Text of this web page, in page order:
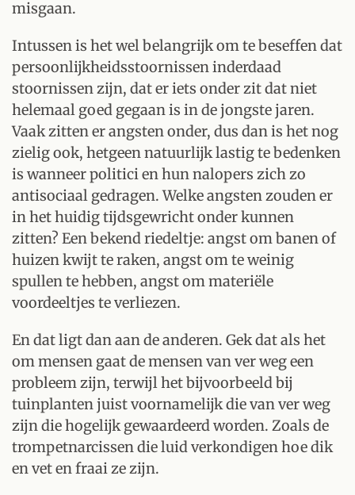
misgaan.
Intussen is het wel belangrijk om te beseffen dat
persoonlijkheidsstoornissen inderdaad
stoornissen zijn, dat er iets onder zit dat niet
helemaal goed gegaan is in de jongste jaren.
Vaak zitten er angsten onder, dus dan is het nog
zielig ook, hetgeen natuurlijk lastig te bedenken
is wanneer politici en hun nalopers zich zo
antisociaal gedragen. Welke angsten zouden er
in het huidig tijdsgewricht onder kunnen
zitten? Een bekend riedeltje: angst om banen of
huizen kwijt te raken, angst om te weinig
spullen te hebben, angst om materiële
voordeeltjes te verliezen.
En dat ligt dan aan de anderen. Gek dat als het
om mensen gaat de mensen van ver weg een
probleem zijn, terwijl het bijvoorbeeld bij
tuinplanten juist voornamelijk die van ver weg
zijn die hogelijk gewaardeerd worden. Zoals de
trompetnarcissen die luid verkondigen hoe dik
en vet en fraai ze zijn.